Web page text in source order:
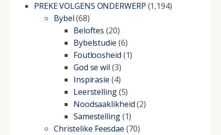
PREKE VOLGENS ONDERWERP (1,194)
Bybel(68)
Beloftes (20)
Bybelstudie (6)
Foutloosheid (1)
God se wil (3)
Inspirasie (4)
Leerstelling(5)
Noodsaaklikheid(2)
Samestelling(1)
Christelike Feesdae (70)